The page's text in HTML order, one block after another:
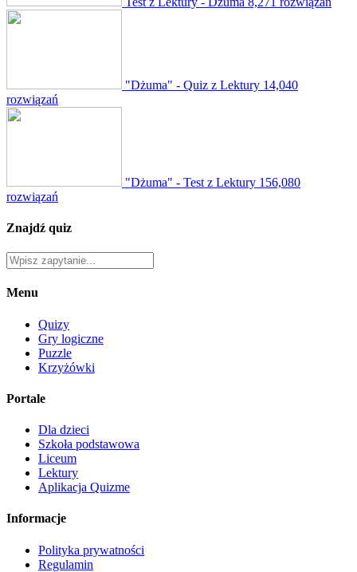
"Dżuma" - Quiz z Lektury 14,040
rozwiązań
"Dżuma" - Test z Lektury 156,080
rozwiązań
Znajdź quiz
Menu
Quizy
Gry logiczne
Puzzle
Krzyżówki
Portale
Dla dzieci
Szkoła podstawowa
Liceum
Lektury
Aplikacja Quizme
Informacje
Polityka prywatności
Regulamin